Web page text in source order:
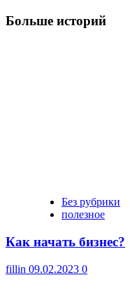
Больше историй
Без рубрики
полезное
Как начать бизнес?
fillin 09.02.2023 0